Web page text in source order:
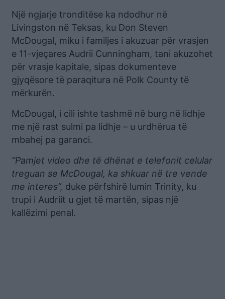
Një ngjarje tronditëse ka ndodhur në
Livingston në Teksas, ku Don Steven
McDougal, miku i familjes i akuzuar për vrasjen
e 11-vjeçares Audrii Cunningham, tani akuzohet
për vrasje kapitale, sipas dokumenteve
gjyqësore të paraqitura në Polk County të
mërkurën.
McDougal, i cili ishte tashmë në burg në lidhje
me një rast sulmi pa lidhje – u urdhërua të
mbahej pa garanci.
“Pamjet video dhe të dhënat e telefonit celular
treguan se McDougal, ka shkuar në tre vende
me interes”, duke përfshirë lumin Trinity, ku
trupi i Audriit u gjet të martën, sipas një
kallëzimi penal.